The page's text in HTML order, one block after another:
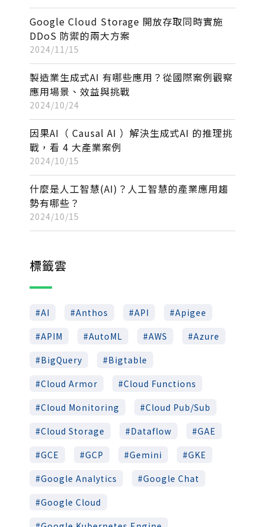
Google Cloud Storage 開放存取同時實施
DDoS 防禦的兩大方案
2024/11/15
製造業生成式AI 有哪些應用？從國際案例觀察
應用場景、效益與挑戰
2024/10/24
因果AI（ Causal AI ）解決生成式AI 的推理挑
戰，看 4 大產業案例
2024/10/15
什麼是人工智慧(AI)？人工智慧的產業應用趨
勢有哪些？
2024/10/15
標籤雲
AI Anthos API
Apigee
APIM
AutoML AWS
Azure
BigQuery
Bigtable
Cloud Armor
Cloud Functions
Cloud Monitoring
Cloud Pub/Sub
Cloud Storage
Dataflow
GAE
GCE
GCP Gemini
GKE
Google Analytics
Google Chat
Google Cloud